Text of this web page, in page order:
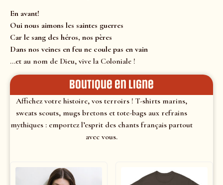
En avant!
Oui nous aimons les saintes guerres
Car le sang des héros, nos pères
Dans nos veines en feu ne coule pas en vain
…et au nom de Dieu, vive la Coloniale !
Boutique en ligne
Affichez votre histoire, vos terroirs ! T-shirts marins,
sweats scouts, mugs bretons et tote-bags aux refrains
mythiques : emportez l’esprit des chants français partout
avec vous.